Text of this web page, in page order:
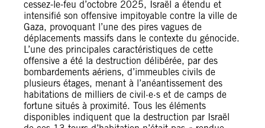
cessez-le-feu d’octobre 2025, Israël a étendu et
intensifié son offensive impitoyable contre la ville de
Gaza, provoquant l’une des pires vagues de
déplacements massifs dans le contexte du génocide.
L’une des principales caractéristiques de cette
offensive a été la destruction délibérée, par des
bombardements aériens, d’immeubles civils de
plusieurs étages, menant à l’anéantissement des
habitations de milliers de civil·e·s et de camps de
fortune situés à proximité. Tous les éléments
disponibles indiquent que la destruction par Israël